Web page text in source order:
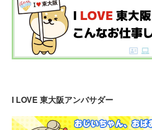
I LOVE 東大阪アンバサダー